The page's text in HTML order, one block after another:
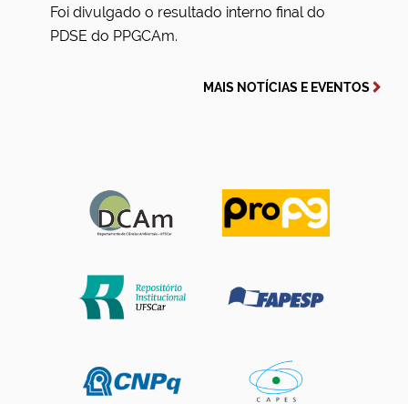
Foi divulgado o resultado interno final do
PDSE do PPGCAm.
MAIS NOTÍCIAS E EVENTOS